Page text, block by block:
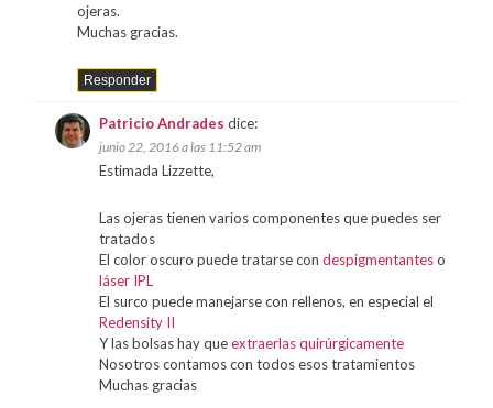
ojeras.
Muchas gracias.
Responder
Patricio Andrades dice:
junio 22, 2016 a las 11:52 am
Estimada Lizzette,
Las ojeras tienen varios componentes que puedes ser
tratados
El color oscuro puede tratarse con despigmentanteso
láser IPL
El surco puede manejarse con rellenos, en especial el
Redensity II
Y las bolsas hay queextraerlas quirúrgicamente
Nosotros contamos con todos esos tratamientos
Muchas gracias